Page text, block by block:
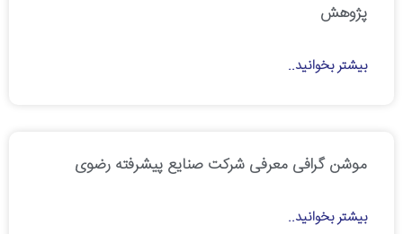
پژوهش
بیشتر بخوانید..
موشن گرافی معرفی شرکت صنایع پیشرفته رضوی
بیشتر بخوانید..